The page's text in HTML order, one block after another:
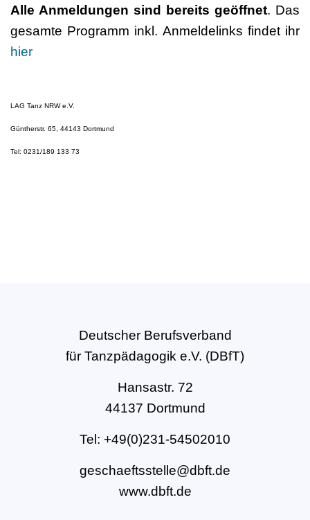
Alle Anmeldungen sind bereits geöffnet. Das
gesamte Programm inkl. Anmeldelinks findet ihr
hier
LAG Tanz NRW e.V.
Güntherstr. 65, 44143 Dortmund
Tel: 0231/189 133 73
Deutscher Berufsverband
für Tanzpädagogik e.V. (DBfT)
Hansastr. 72
44137 Dortmund
Tel: +49(0)231-54502010
geschaeftsstelle@dbft.de
www.dbft.de